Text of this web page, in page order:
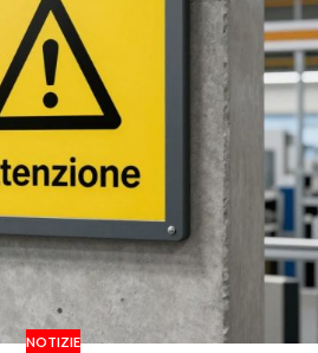
NOTIZIE